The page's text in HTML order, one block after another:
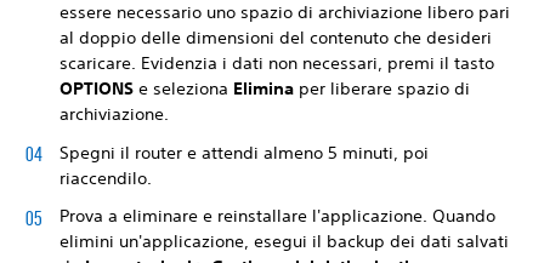
essere necessario uno spazio di archiviazione libero pari
al doppio delle dimensioni del contenuto che desideri
scaricare. Evidenzia i dati non necessari, premi il tasto
OPTIONS e seleziona Elimina per liberare spazio di
archiviazione.
Spegni il router e attendi almeno 5 minuti, poi
riaccendilo.
Prova a eliminare e reinstallare l'applicazione. Quando
elimini un'applicazione, esegui il backup dei dati salvati